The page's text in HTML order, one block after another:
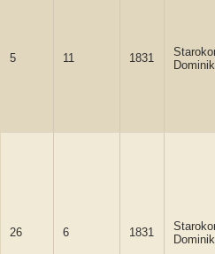
5 11 1831
26 6 1831